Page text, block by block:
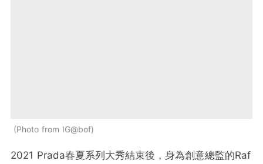
Photo from IG@bof
2021 Prada春夏系列大秀結束後，身為創意總監的Raf